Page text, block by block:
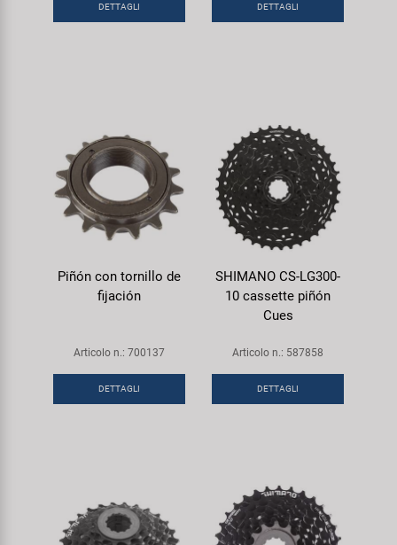
DETTAGLI DETTAGLI
Piñón con tornillo de
fijación
Articolo n.: 700137
DETTAGLI
SHIMANO CS-LG300-
10 cassette piñón
Cues
Articolo n.: 587858
DETTAGLI